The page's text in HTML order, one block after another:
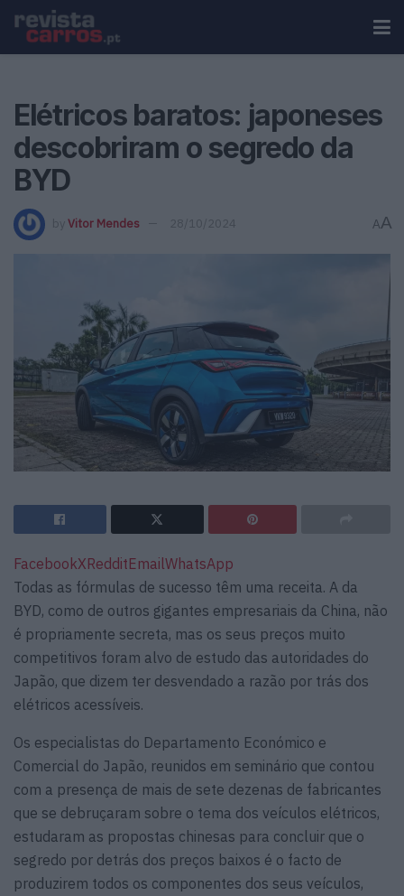
Elétricos baratos: japoneses
descobriram o segredo da
BYD
by Vitor Mendes 28/10/2024 AA
FacebookXRedditEmailWhatsApp
Todas as fórmulas de sucesso têm uma receita. A da
BYD, como de outros gigantes empresariais da China, não
é propriamente secreta, mas os seus preços muito
competitivos foram alvo de estudo das autoridades do
Japão, que dizem ter desvendado a razão por trás dos
elétricos acessíveis.
Os especialistas do Departamento Económico e
Comercial do Japão, reunidos em seminário que contou
com a presença de mais de sete dezenas de fabricantes
que se debruçaram sobre o tema dos veículos elétricos,
estudaram as propostas chinesas para concluir que o
segredo por detrás dos preços baixos é o facto de
produzirem todos os componentes dos seus veículos,